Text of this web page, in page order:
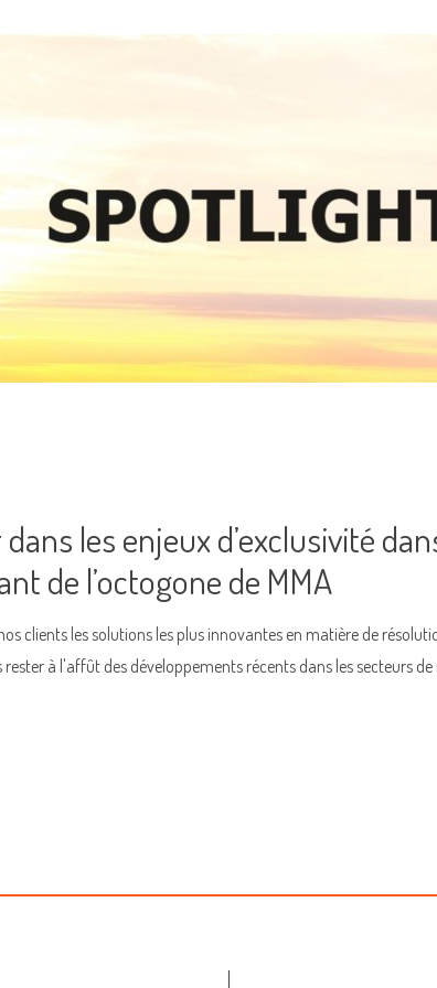
dans les enjeux d’exclusivité
de l’octogone de MMA
clients les solutions les plus innovantes en matière de
à l'affût des développements récents dans les secteurs